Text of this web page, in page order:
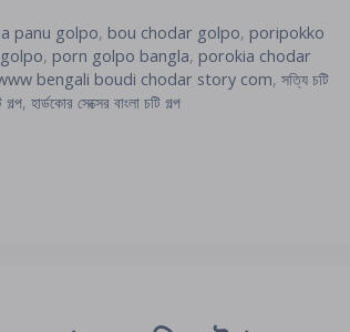
panu golpo, bou chodar golpo, poripokko
, porn golpo bangla, porokia chodar
bengali boudi chodar story com, সত্যি চটি
গল্প, হার্ডকোর সেক্সের বাংলা চটি গল্প